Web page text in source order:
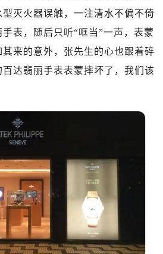
灭火器误触，一注清水不偏不倚
表，随后只听“哐当”一声，表蒙
来的意外，张先生的心也跟着碎
达翡丽手表表蒙摔坏了，我们该